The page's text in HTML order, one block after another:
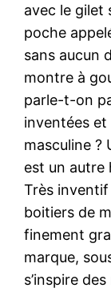
avec le gilet
poche
sans aucun
montre à
parle-t-on
inventées
masculine ?
est un autre
Très
boitiers de
finement
marque,
s’inspire